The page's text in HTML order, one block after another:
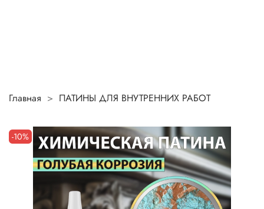
Главная ПАТИНЫ ДЛЯ ВНУТРЕННИХ РАБОТ
-10%